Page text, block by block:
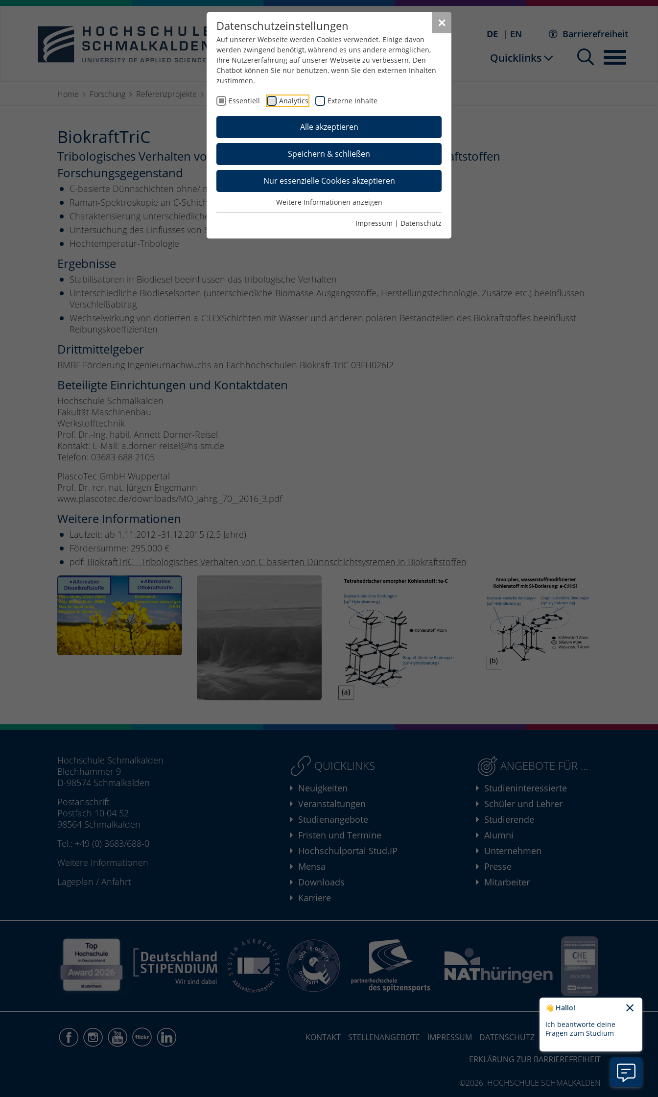
✕
Datenschutzeinstellungen
Auf unserer Webseite werden Cookies verwendet. Einige davon
werden zwingend benötigt, während es uns andere ermöglichen,
Ihre Nutzererfahrung auf unserer Webseite zu verbessern. Den
Chatbot können Sie nur benutzen, wenn Sie den externen Inhalten
zustimmen.
Essentiell Analytics Externe Inhalte
Alle akzeptieren
Speichern & schließen
Nur essenzielle Cookies akzeptieren
Weitere Informationen anzeigen
Impressum | Datenschutz
DE EN Barrierefreiheit
Quicklinks
Home Forschung Referenzprojekte BiokraftTriC
BiokraftTriC
Tribologisches Verhalten von C-basierten Dünnschichtsystemen in Biokraftstoffen
Forschungsgegenstand
C-basierte Dünnschichten ohne/ mit Dotierungen (ta-C, a-C:H, a-C:H:Si, a-C:N u.a.)
Raman-Spektroskopie an C-Schichten
Charakterisierung unterschiedlicher Biokraftstoffe und Wechselwirkung mit CSchichten
Untersuchung des Einflusses von Stabilisatoren und Additiven
Hochtemperatur-Tribologie
Ergebnisse
Stabilisatoren in Biodiesel beeinflussen das tribologische Verhalten
Unterschiedliche Biodieselsorten (unterschiedliche Biomasse-Ausgangsstoffe, Herstellungstechnologie, Zusätze etc.) beeinflussen
Verschleißabtrag
Wechselwirkung von dotierten a-C:H:XSchichten mit Wasser und anderen polaren Bestandteilen des Biokraftstoffes beeinflusst
Reibungskoeffizienten
Drittmittelgeber
BMBF Förderung Ingenieurnachwuchs an Fachhochschulen Biokraft-TriC 03FH026I2
Beteiligte Einrichtungen und Kontaktdaten
Hochschule Schmalkalden
Fakultät Maschinenbau
Werkstofftechnik
Prof. Dr.-Ing. habil. Annett Dorner-Reisel
Kontakt: E-Mail: a.dorner-reisel@hs-sm.de
Telefon: 03683 688 2105
PlascoTec GmbH Wuppertal
Prof. Dr. rer. nat. Jürgen Engemann
www.plascotec.de/downloads/MO_Jahrg._70__2016_3.pdf
Weitere Informationen
Laufzeit: ab 1.11.2012 -31.12.2015 (2,5 Jahre)
Fördersumme: 295.000 €
pdf: BiokraftTriC - Tribologisches Verhalten von C-basierten Dünnschichtsystemen in Biokraftstoffen
Hochschule Schmalkalden
Blechhammer 9
D-98574 Schmalkalden
Postanschrift
Postfach 10 04 52
98564 Schmalkalden
Tel.: +49 (0) 3683/688-0
Weitere Informationen
Lageplan / Anfahrt
QUICKLINKS
Neuigkeiten
Veranstaltungen
Studienangebote
Fristen und Termine
Hochschulportal Stud.IP
Mensa
Downloads
Karriere
ANGEBOTE FÜR ...
Studieninteressierte
Schüler und Lehrer
Studierende
Alumni
Unternehmen
Presse
Mitarbeiter
KONTAKT STELLENANGEBOTE IMPRESSUM DATENSCHUTZ STRUKTUR-MAP
ERKLÄRUNG ZUR BARRIEREFREIHEIT
©2026 HOCHSCHULE SCHMALKALDEN
👋 Hallo!
Ich beantworte deine
Fragen zum Studium